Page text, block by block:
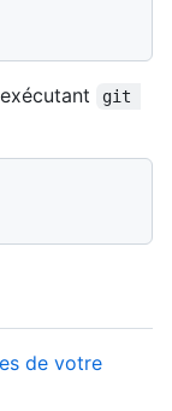
git
de votre